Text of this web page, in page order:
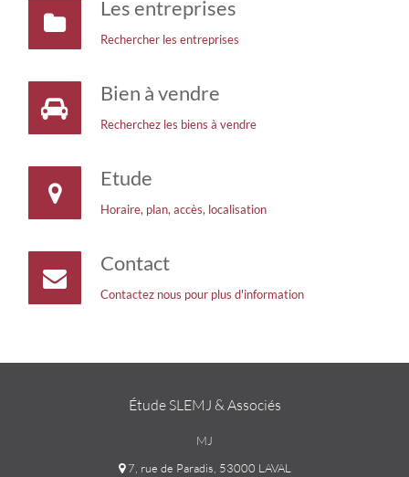
Les entreprises
Rechercher les entreprises
Bien à vendre
Recherchez les biens à vendre
Etude
Horaire, plan, accès, localisation
Contact
Contactez nous pour plus d'information
Étude SLEMJ & Associés
MJ
7, rue de Paradis, 53000 LAVAL